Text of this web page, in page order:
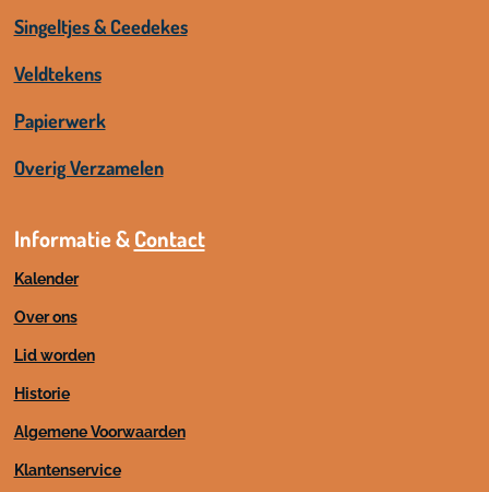
Singeltjes & Ceedekes
Veldtekens
Papierwerk
Overig Verzamelen
Informatie &Contact
Kalender
Over ons
Lid worden
Historie
Algemene Voorwaarden
Klantenservice